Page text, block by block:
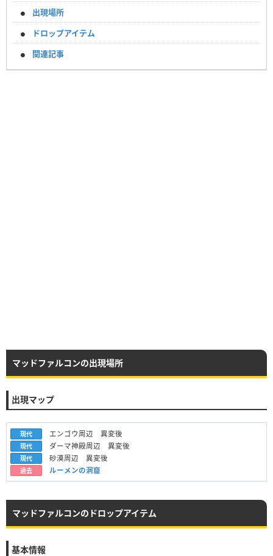
出現場所
ドロップアイテム
関連記事
マッドファルコンの出現場所
出現マップ
現代 エンゴウ周辺 異変後
現代 ダーマ神殿周辺 異変後
現代 砂漠周辺 異変後
過去 ルーメンの洞窟
マッドファルコンのドロップアイテム
基本情報